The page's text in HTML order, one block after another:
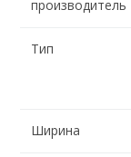
производитель
Тип
Ширина